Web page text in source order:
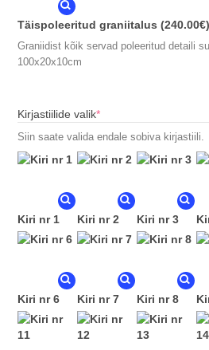
Täispoleeritud graniitalus (240.00€)
Graniidist kõik servad poleeritud detaili
100x20x10cm
Kirjastiilide valik*(required)
Siin saate valida endale sobiva kirjastiili.
Kiri nr 1 Kiri nr 2 Kiri nr 3
Kiri nr 6 Kiri nr 7 Kiri nr 8